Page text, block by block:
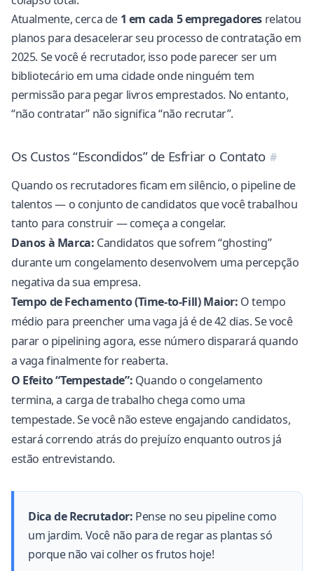
Atualmente, cerca de 1 em cada 5 empregadores relatou
planos para desacelerar seu processo de contratação em
2025. Se você é recrutador, isso pode parecer ser um
bibliotecário em uma cidade onde ninguém tem
permissão para pegar livros emprestados. No entanto,
“não contratar” não significa “não recrutar”.
Os Custos “Escondidos” de Esfriar o Contato
Quando os recrutadores ficam em silêncio, o pipeline de
talentos — o conjunto de candidatos que você trabalhou
tanto para construir — começa a congelar.
Danos à Marca: Candidatos que sofrem “ghosting”
durante um congelamento desenvolvem uma percepção
negativa da sua empresa.
Tempo de Fechamento (Time-to-Fill) Maior: O tempo
médio para preencher uma vaga já é de42 dias.Se você
parar o pipelining agora, esse número disparará quando
a vaga finalmente for reaberta.
O Efeito “Tempestade”: Quando o congelamento
termina, a carga de trabalho chega como uma
tempestade. Se você não esteve engajando candidatos,
estará correndo atrás do prejuízo enquanto outros já
estão entrevistando.
Dica de Recrutador: Pense no seu pipeline como
um jardim. Você não para de regar as plantas só
porque não vai colher os frutos hoje!